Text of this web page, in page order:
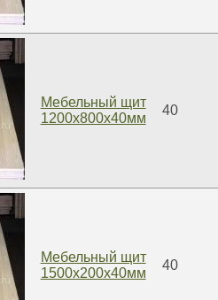
Мебельный щит
1200x800x40мм
40
Мебельный щит
1500x200x40мм
40